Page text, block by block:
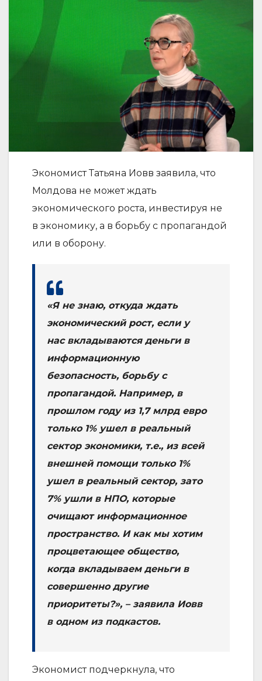
Экономист Татьяна Иовв заявила, что
Молдова не может ждать
экономического роста, инвестируя не
в экономику, а в борьбу с пропагандой
или в оборону.
«Я не знаю, откуда ждать
экономический рост, если у
нас вкладываются деньги в
информационную
безопасность, борьбу с
пропагандой. Например, в
прошлом году из 1,7 млрд евро
только 1% ушел в реальный
сектор экономики, т.е., из всей
внешней помощи только 1%
ушел в реальный сектор, зато
7% ушли в НПО, которые
очищают информационное
пространство. И как мы хотим
процветающее общество,
когда вкладываем деньги в
совершенно другие
приоритеты?», – заявила Иовв
в одном из подкастов.
Экономист подчеркнула, что